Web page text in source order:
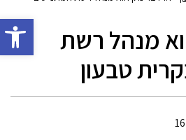
פתח
מנהל רשת
טבעון